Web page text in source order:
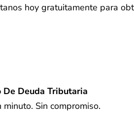
hoy gratuitamente para
Deuda Tributaria
Sin compromiso.